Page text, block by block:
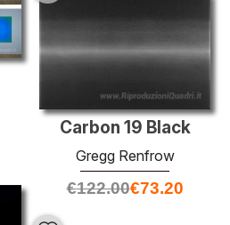
Carbon 19 Black
Gregg Renfrow
€122.00€73.20